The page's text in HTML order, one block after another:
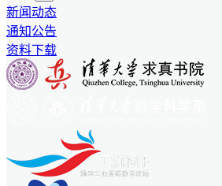
新闻动态
通知公告
资料下载